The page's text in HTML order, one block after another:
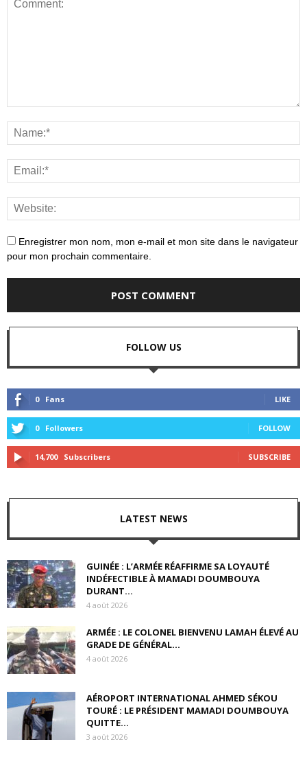
Enregistrer mon nom, mon e-mail et mon site dans le navigateur
pour mon prochain commentaire.
FOLLOW US
0 Fans LIKE
0 Followers FOLLOW
14,700 Subscribers SUBSCRIBE
LATEST NEWS
GUINÉE : L’ARMÉE RÉAFFIRME SA LOYAUTÉ
INDÉFECTIBLE À MAMADI DOUMBOUYA
DURANT...
4 août 2026
ARMÉE : LE COLONEL BIENVENU LAMAH ÉLEVÉ AU
GRADE DE GÉNÉRAL...
4 août 2026
AÉROPORT INTERNATIONAL AHMED SÉKOU
TOURÉ : LE PRÉSIDENT MAMADI DOUMBOUYA
QUITTE...
3 août 2026